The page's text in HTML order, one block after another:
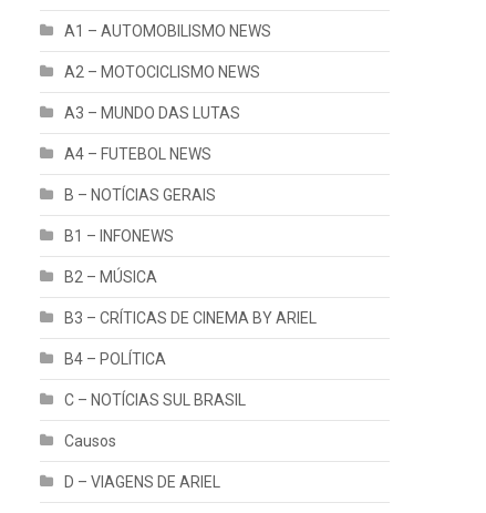
A1 – AUTOMOBILISMO NEWS
A2 – MOTOCICLISMO NEWS
A3 – MUNDO DAS LUTAS
A4 – FUTEBOL NEWS
B – NOTÍCIAS GERAIS
B1 – INFONEWS
B2 – MÚSICA
B3 – CRÍTICAS DE CINEMA BY ARIEL
B4 – POLÍTICA
C – NOTÍCIAS SUL BRASIL
Causos
D – VIAGENS DE ARIEL